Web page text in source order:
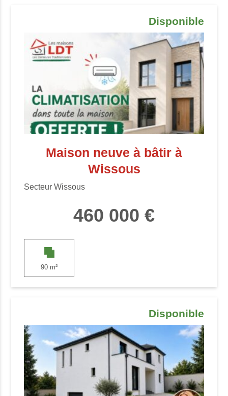
Disponible
Maison neuve à bâtir à
Wissous
Secteur Wissous
460 000 €
90 m²
Disponible